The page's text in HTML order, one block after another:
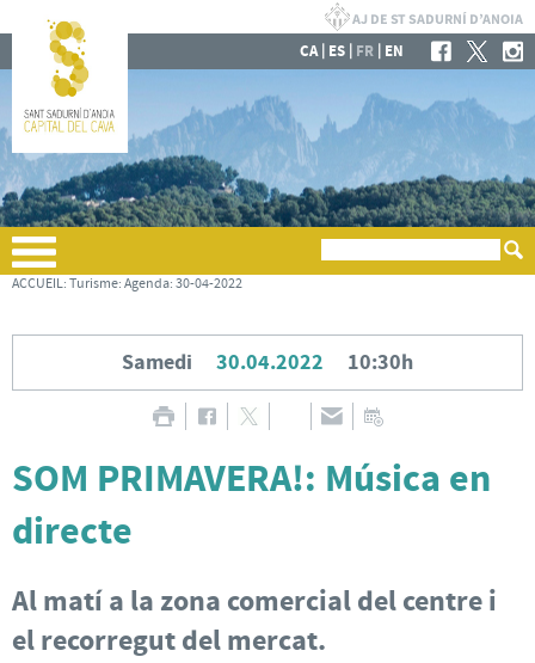
CA| ES | FR | EN
ACCUEIL: Turisme: Agenda: 30-04-2022
Samedi 30.04.2022 10:30h
SOM PRIMAVERA!: Música en
directe
Al matí a la zona comercial del centre i
el recorregut del mercat.